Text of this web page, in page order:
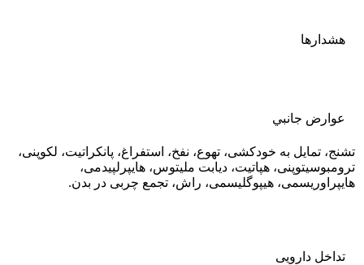
هشدارها
عوارض جانبي
تشنج، تمایل به خودکشی، تهوع، نفخ، استفراغ، پانکراتیت، لکوپنی،
ترومبوسیتوپنی، هپاتیت، دیابت ملیتوس، هایپرلپیدمی،
هایپراوریسمی، هیپوگلیسمی، راش، تجمع چربی در بدن.
تداخل دارویی